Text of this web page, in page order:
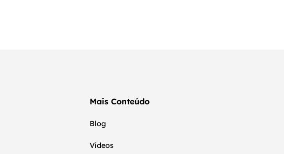
Mais Conteúdo
Blog
Vídeos